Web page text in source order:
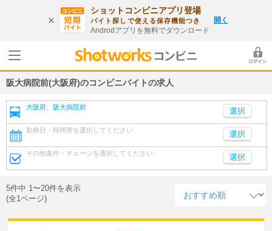
ショットコンビニアプリ登場
バイト探しで使える保存機能つき
Androdアプリを無料でダウンロード
開く
阪大病院前(大阪府)のコンビニバイトの求人
大阪府、阪大病院前
勤務日・時間帯を選択してください 選択
その他条件・チェーンを選択してください 選択
5件中 1〜20件を表示
(全1ページ)